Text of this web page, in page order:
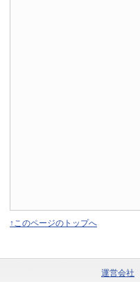
↑このページのトップへ
運営会社